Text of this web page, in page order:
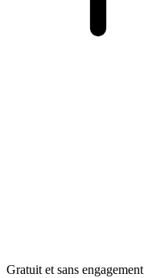
Gratuit et sans engagement